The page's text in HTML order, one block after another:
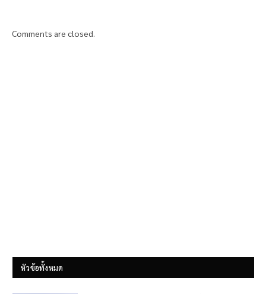
Comments are closed.
หัวข้อทั้งหมด